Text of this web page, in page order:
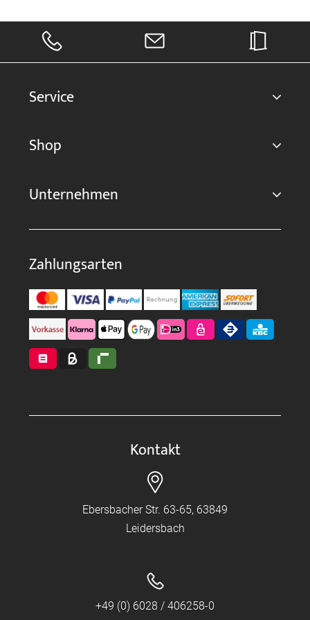
Service
Shop
Unternehmen
Zahlungsarten
Kontakt
Ebersbacher Str. 63-65, 63849
Leidersbach
+49 (0) 6028 / 406258-0